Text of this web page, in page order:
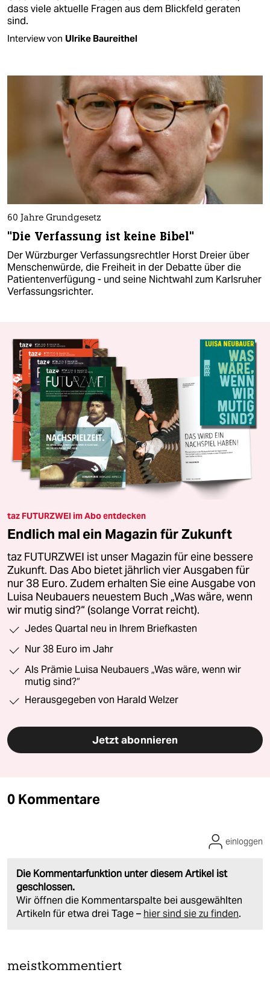
dass viele aktuelle Fragen aus dem Blickfeld geraten
sind.
Interview von Ulrike Baureithel
60 Jahre Grundgesetz
"Die Verfassung ist keine Bibel"
Der Würzburger Verfassungsrechtler Horst Dreier über
Menschenwürde, die Freiheit in der Debatte über die
Patientenverfügung - und seine Nichtwahl zum Karlsruher
Verfassungsrichter.
taz FUTURZWEI im Abo entdecken
Endlich mal ein Magazin für Zukunft
taz FUTURZWEI ist unser Magazin für eine bessere
Zukunft. Das Abo bietet jährlich vier Ausgaben für
nur 38 Euro. Zudem erhalten Sie eine Ausgabe von
Luisa Neubauers neuestem Buch „Was wäre, wenn
wir mutig sind?“ (solange Vorrat reicht).
Jedes Quartal neu in Ihrem Briefkasten
Nur 38 Euro im Jahr
Als Prämie Luisa Neubauers „Was wäre, wenn wir
mutig sind?“
Herausgegeben von Harald Welzer
Jetzt abonnieren
0 Kommentare
Die Kommentarfunktion unter diesem Artikel ist
geschlossen.
Wir öffnen die Kommentarspalte bei ausgewählten
Artikeln für etwa drei Tage – hier sind sie zu finden.
einloggen
meistkommentiert